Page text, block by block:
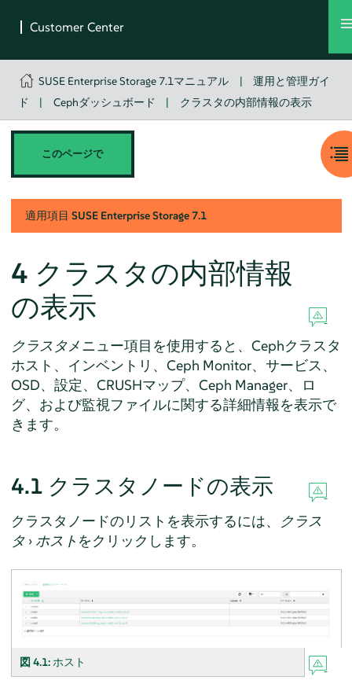
SUSE Enterprise Storage 7.1マニュアル |
運用と管理ガイ
ド
| Cephダッシュボード | クラスタの内部情報の表示
このページで
適用項目 SUSE Enterprise Storage7.1
4 クラスタの内部情報
の表示
クラスタメニュー項目を使用すると、Cephクラスタ
ホスト、インベントリ、Ceph Monitor、サービス、
OSD、設定、CRUSHマップ、Ceph Manager、ロ
グ、および監視ファイルに関する詳細情報を表示で
きます。
4.1 クラスタノードの表示
クラスタノードのリストを表示するには、
クラス
タ› ホスト をクリックします。
図 4.1: ホスト